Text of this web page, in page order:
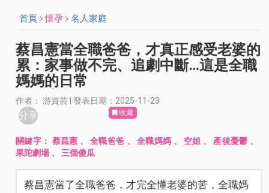
首頁 懷孕 名人家庭
蔡昌憲當全職爸爸，才真正感受老婆的
累：家事做不完、追劇中斷…這是全職
媽媽的日常
作者： 游資芸 | 發表日期：2025-11-23
分享 收藏
關鍵字： 蔡昌憲 、全職爸爸 、全職媽媽 、 空姐 、 產後憂鬱 、
果陀劇場 、 三個傻瓜
蔡昌憲當了全職爸爸，才完全懂老婆的苦，全職媽